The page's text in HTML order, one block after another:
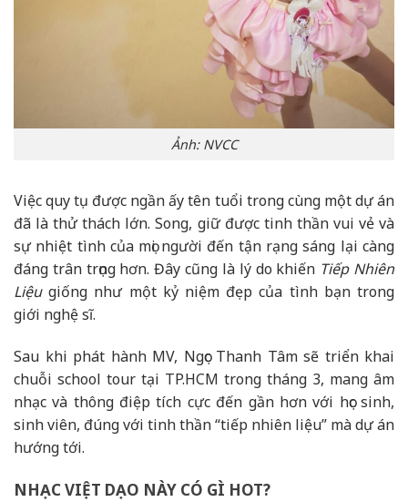
Ảnh: NVCC
Việc quy tụ được ngần ấy tên tuổi trong cùng một dự án
đã là thử thách lớn. Song, giữ được tinh thần vui vẻ và
sự nhiệt tình của mọi người đến tận rạng sáng lại càng
đáng trân trọng hơn. Đây cũng là lý do khiến Tiếp Nhiên
Liệugiống như một kỷ niệm đẹp của tình bạn trong
giới nghệ sĩ.
Sau khi phát hành MV, Ngọc Thanh Tâm sẽ triển khai
chuỗi school tour tại TP.HCM trong tháng 3, mang âm
nhạc và thông điệp tích cực đến gần hơn với học sinh,
sinh viên, đúng với tinh thần “tiếp nhiên liệu” mà dự án
hướng tới.
NHẠC VIỆT DẠO NÀY CÓ GÌ HOT?